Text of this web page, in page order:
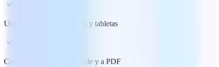
Uso en PC, Mac, teléfonos y tabletas
Convierte documentos desde y a PDF